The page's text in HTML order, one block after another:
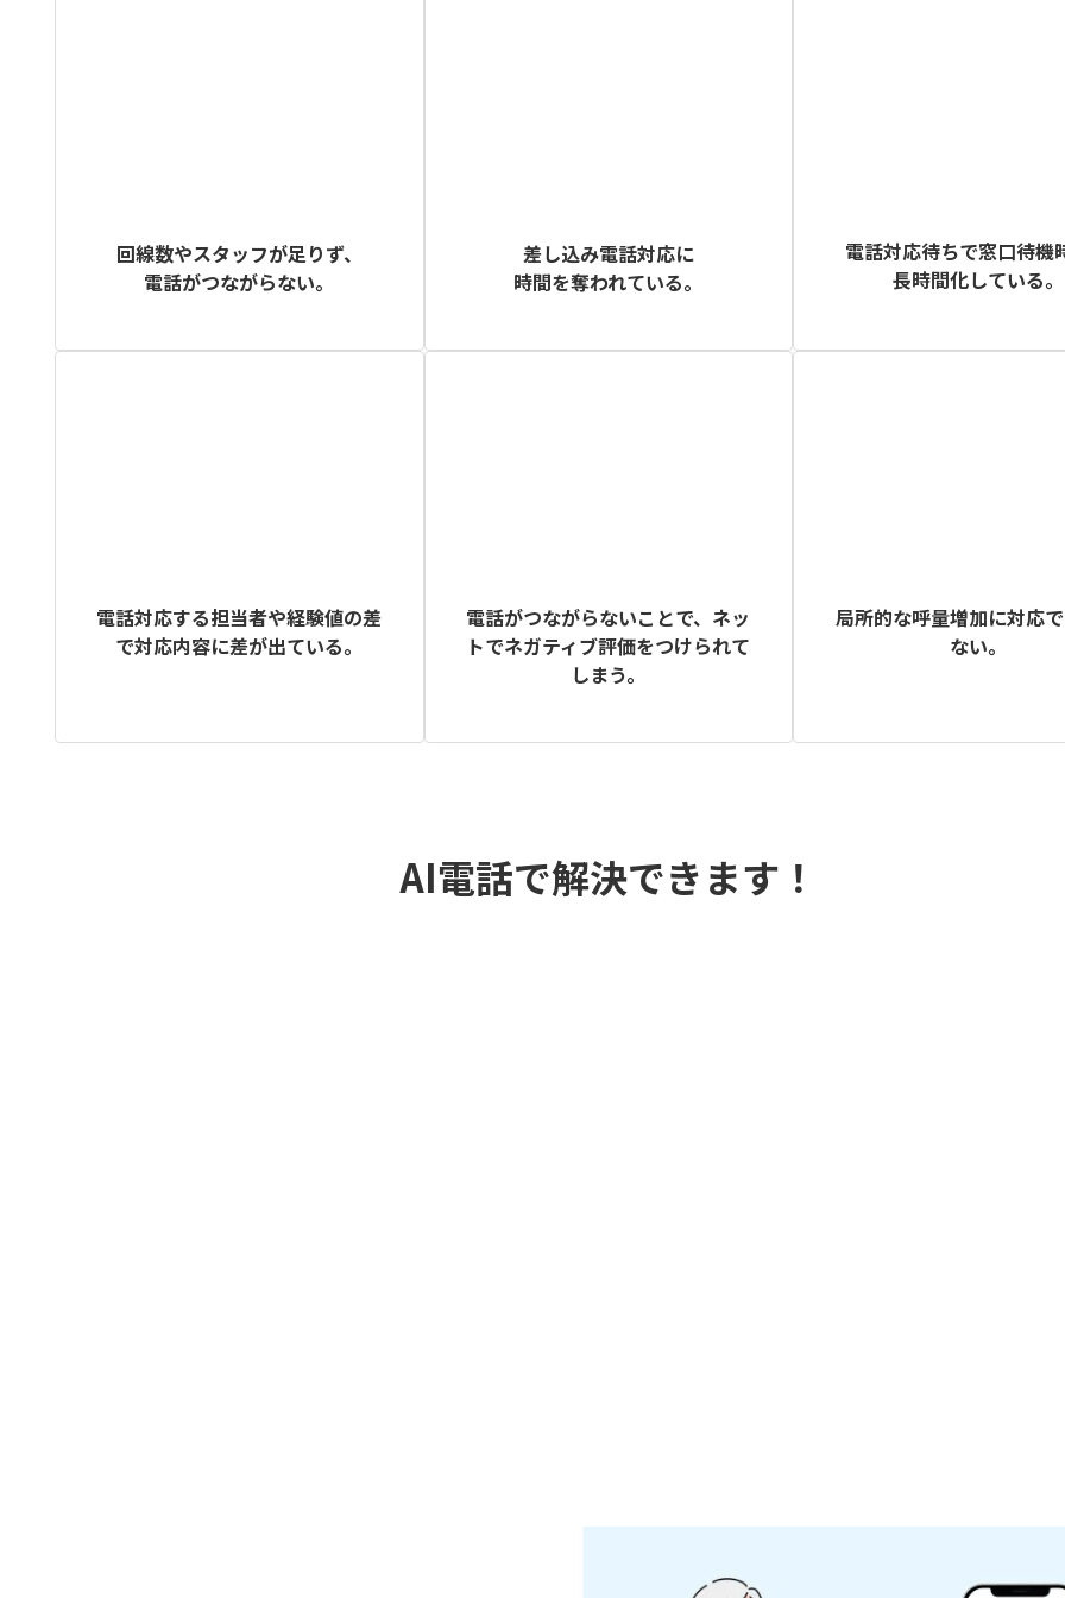
回線数やスタッフが足りず、
電話がつながらない。
差し込み電話対応に
時間を奪われている。
電話対応待ちで窓口待機
長時間化している。
電話対応する担当者や経験値の差
で対応内容に差が出ている。
電話がつながらないことで、ネッ
トでネガティブ評価をつけられて
しまう。
局所的な呼量増加に対応
ない。
AI電話で解決できます！